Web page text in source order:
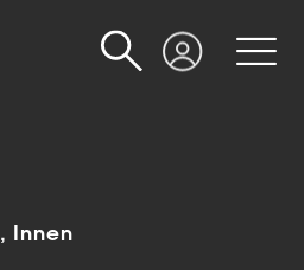
Login
Suche
Innen